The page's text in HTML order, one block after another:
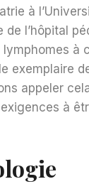
à
l’hôpital
à
exemplaire
appeler
à